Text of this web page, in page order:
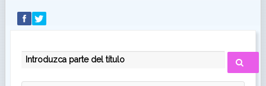
INTRODUZCA PARTE DEL TÍTULO